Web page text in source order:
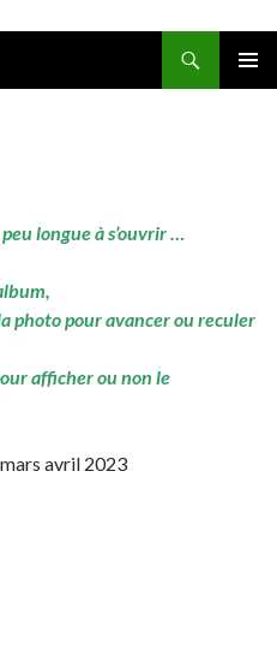
longue à s’ouvrir …
photo pour avancer ou reculer
afficher ou non le
avril 2023